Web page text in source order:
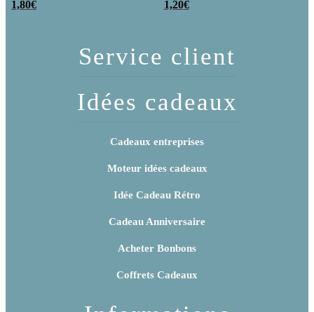
poudre (x20)
1,80€
x 3
1,20€
Service client
Idées cadeaux
Cadeaux entreprises
Moteur idées cadeaux
Idée Cadeau Rétro
Cadeau Anniversaire
Acheter Bonbons
Coffrets Cadeaux